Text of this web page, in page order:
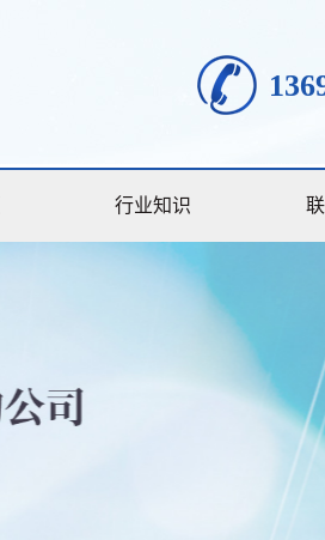
行业知识